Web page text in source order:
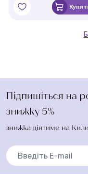
Підпишіться на
знижку 5%
знижка діятиме на